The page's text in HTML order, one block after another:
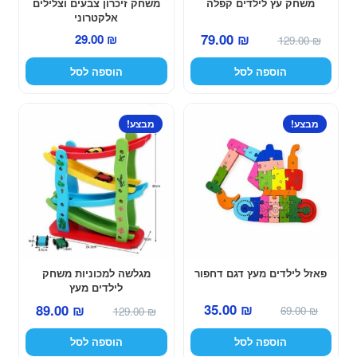
129.00₪
המחיר
המקורי
היה:
79.00 ₪
המחיר
הנוכחי
הוא:
הוספה לסל
אלקטרוני
29.00 ₪
הוספה לסל
פאזל לילדים מעץ דגם דחפור
מבצע!
69.00₪
המחיר
המקורי
היה:
35.00 ₪
המחיר
הנוכחי
הוא:
הוספה לסל
מגלשה למכוניות משחק
לילדים מעץ
מבצע!
129.00₪
המחיר
המקורי
היה:
89.00 ₪
המחיר
הנוכחי
הוא:
הוספה לסל